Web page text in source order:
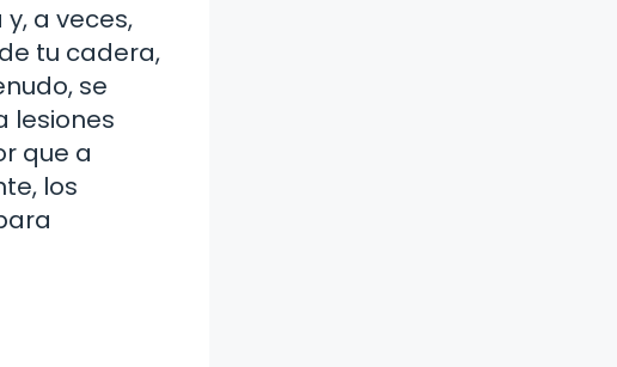
a veces,
tu cadera,
se
lesiones
que a
los